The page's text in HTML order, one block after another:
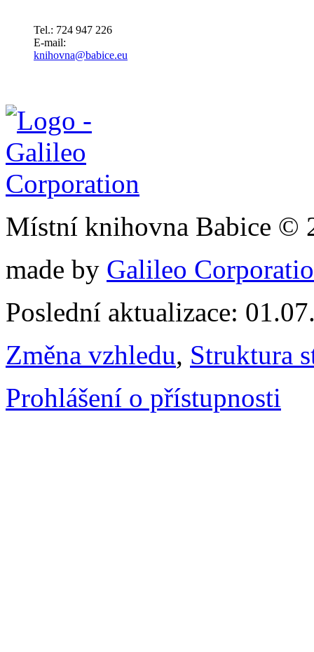
Tel.: 724 947 226
E-mail:
knihovna@babice.eu
Místní knihovna Babice ©
made by Galileo
Poslední aktualizace:
Změna vzhledu, Struktura
Prohlášení o přístupnosti